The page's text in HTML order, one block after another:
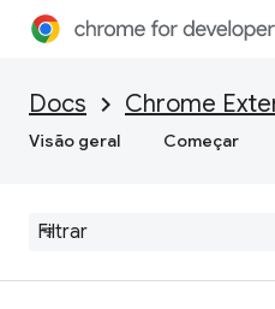
Docs Chrome
Visão geral Começar